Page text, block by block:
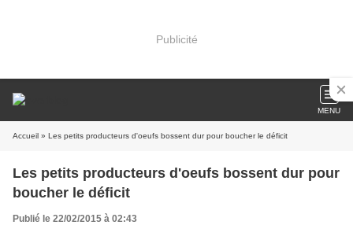
Publicité
MENU
Accueil » Les petits producteurs d'oeufs bossent dur pour boucher le déficit
Les petits producteurs d'oeufs bossent dur pour
boucher le déficit
Publié le 22/02/2015 à 02:43